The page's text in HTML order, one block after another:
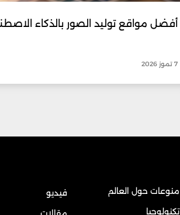
أفضل مواقع توليد الصور بالذكاء
7 تموز 2026
منوعات حول العالم
تكنولوجيا
فيديو